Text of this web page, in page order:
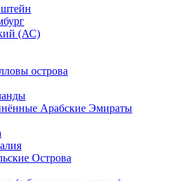
(АС)
острова
Арабские Эмираты
Острова